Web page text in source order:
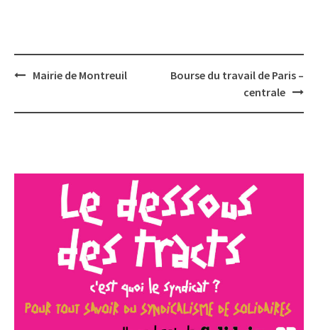
PostMairie de Montreuil
Bourse du travail de Paris –
centrale